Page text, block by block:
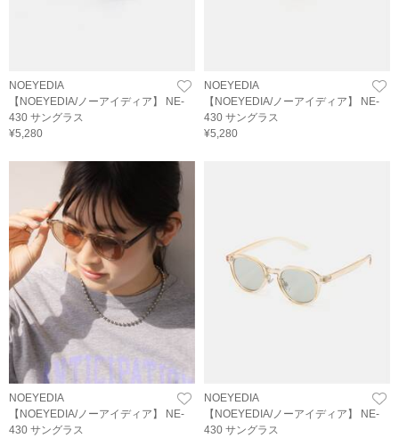
NOEYEDIA
【NOEYEDIA/ノーアイディア】 NE-
430 サングラス
¥5,280
NOEYEDIA
【NOEYEDIA/ノーアイディア】 NE-
430 サングラス
¥5,280
NOEYEDIA
【NOEYEDIA/ノーアイディア】 NE-
430 サングラス
NOEYEDIA
【NOEYEDIA/ノーアイディア】 NE-
430 サングラス